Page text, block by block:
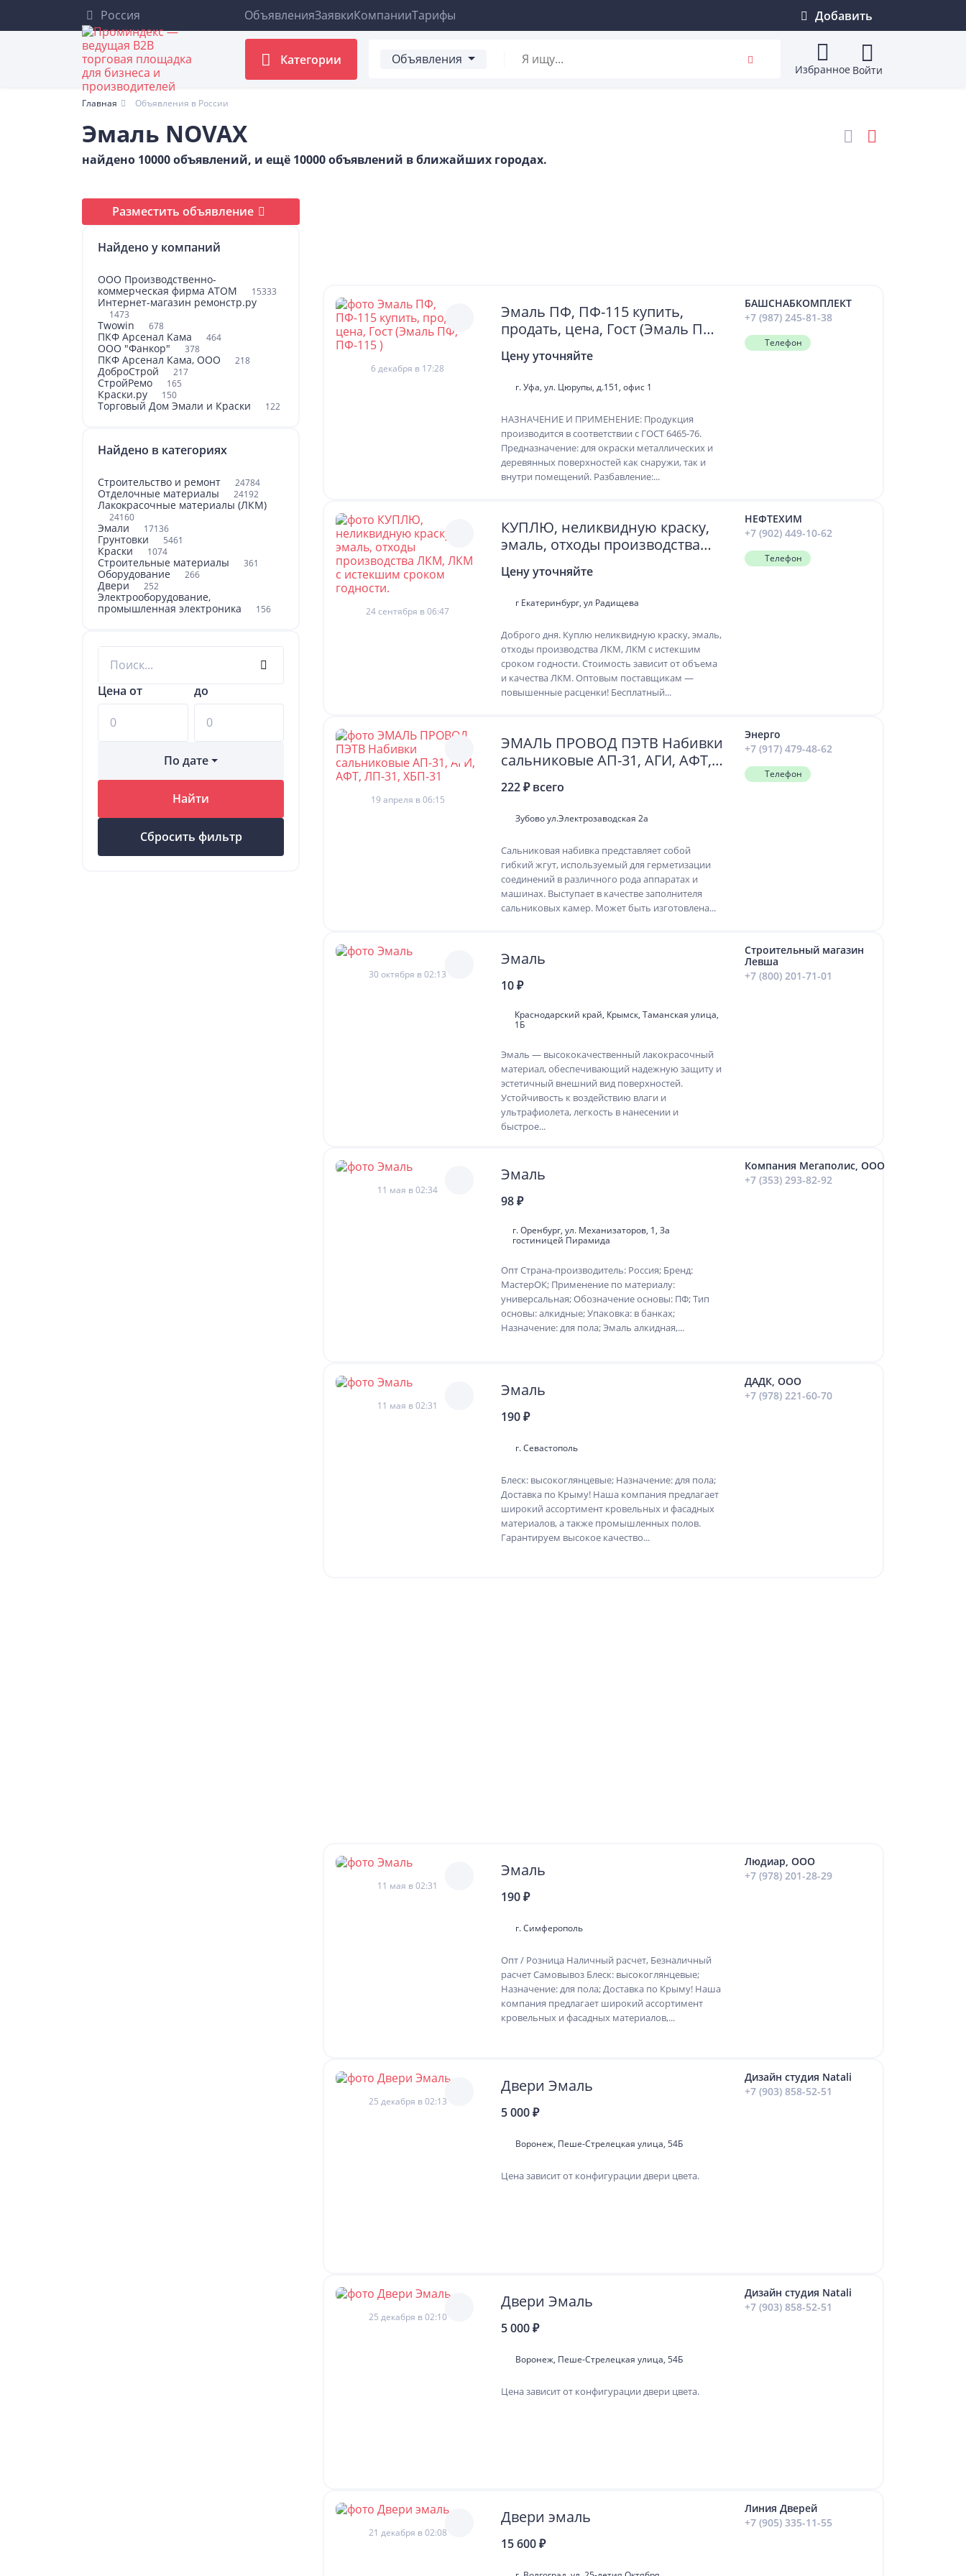
Россия ОбъявленияЗаявкиКомпанииТарифы Добавить
Категории Объявления
Избранное Войти
Главная Объявления в России
Эмаль NOVAX
найдено 10000 объявлений, и ещё 10000 объявлений в ближайших городах.
Разместить объявление
Найдено у компаний
ООО Производственно-
коммерческая фирма АТОМ
15333
Интернет-магазин ремонстр.ру
1473
Twowin 678
ПКФ Арсенал Кама 464
ООО "Фанкор" 378
ПКФ Арсенал Кама, ООО 218
ДоброСтрой 217
СтройРемо 165
Краски.ру 150
Торговый Дом Эмали и Краски 122
Найдено в категориях
Строительство и ремонт 24784
Отделочные материалы 24192
Лакокрасочные материалы (ЛКМ)
24160
Эмали 17136
Грунтовки 5461
Краски 1074
Строительные материалы 361
Оборудование 266
Двери 252
Электрооборудование,
промышленная электроника
156
Цена от до
По дате
Найти
Сбросить фильтр
6 декабря в 17:28
Эмаль ПФ, ПФ-115 купить,
продать, цена, Гост (Эмаль ПФ,
Цену уточняйте
г. Уфа, ул. Цюрупы, д.151, офис 1
НАЗНАЧЕНИЕ И ПРИМЕНЕНИЕ: Продукция
производится в соответствии с ГОСТ 6465-76.
Предназначение: для окраски металлических и
деревянных поверхностей как снаружи, так и
внутри помещений. Разбавление:...
БАШСНАБКОМПЛЕКТ
+7 (987) 245-81-38
Телефон
24 сентября в 06:47
КУПЛЮ, неликвидную краску,
эмаль, отходы производства
ЛКМ, ЛКМ с истекшим сроком
годности.
Цену уточняйте
г Екатеринбург, ул Радищева
Доброго дня. Куплю неликвидную краску, эмаль,
отходы производства ЛКМ, ЛКМ с истекшим
сроком годности. Стоимость зависит от объема
и качества ЛКМ. Оптовым поставщикам —
повышенные расценки! Бесплатный...
НЕФТЕХИМ
+7 (902) 449-10-62
Телефон
19 апреля в 06:15
ЭМАЛЬ ПРОВОД ПЭТВ Набивки
сальниковые АП-31, АГИ, АФТ,
ЛП-31, ХБП-31
222 ₽ всего
Зубово ул.Электрозаводская 2а
Сальниковая набивка представляет собой
гибкий жгут, используемый для герметизации
соединений в различного рода аппаратах и
машинах. Выступает в качестве заполнителя
сальниковых камер. Может быть изготовлена...
Энерго
+7 (917) 479-48-62
Телефон
30 октября в 02:13
Эмаль
10 ₽
Краснодарский край, Крымск, Таманская улица,
1Б
Эмаль — высококачественный лакокрасочный
материал, обеспечивающий надежную защиту и
эстетичный внешний вид поверхностей.
Устойчивость к воздействию влаги и
ультрафиолета, легкость в нанесении и
быстрое...
Строительный магазин
Левша
+7 (800) 201-71-01
11 мая в 02:34
Эмаль
98 ₽
г. Оренбург, ул. Механизаторов, 1, За
гостиницей Пирамида
Опт Страна-производитель: Россия; Бренд:
МастерОК; Применение по материалу:
универсальная; Обозначение основы: ПФ; Тип
основы: алкидные; Упаковка: в банках;
Назначение: для пола; Эмаль алкидная,...
Компания Мегаполис, ООО
+7 (353) 293-82-92
11 мая в 02:31
Эмаль
190 ₽
г. Севастополь
Блеск: высокоглянцевые; Назначение: для пола;
Доставка по Крыму! Наша компания предлагает
широкий ассортимент кровельных и фасадных
материалов, а также промышленных полов.
Гарантируем высокое качество...
ДАДК, ООО
+7 (978) 221-60-70
11 мая в 02:31
Эмаль
190 ₽
г. Симферополь
Опт / Розница Наличный расчет, Безналичный
расчет Самовывоз Блеск: высокоглянцевые;
Назначение: для пола; Доставка по Крыму! Наша
компания предлагает широкий ассортимент
кровельных и фасадных материалов,...
Людиар, ООО
+7 (978) 201-28-29
25 декабря в 02:13
Двери Эмаль
5 000 ₽
Воронеж, Пеше-Стрелецкая улица, 54Б
Цена зависит от конфигурации двери цвета.
Дизайн студия Natali
+7 (903) 858-52-51
25 декабря в 02:10
Двери Эмаль
5 000 ₽
Воронеж, Пеше-Стрелецкая улица, 54Б
Цена зависит от конфигурации двери цвета.
Дизайн студия Natali
+7 (903) 858-52-51
21 декабря в 02:08
Двери эмаль
15 600 ₽
Линия Дверей
+7 (905) 335-11-55